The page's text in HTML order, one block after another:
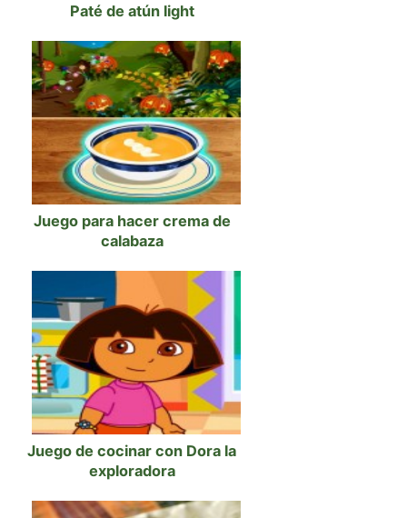
Paté de atún light
Juego para hacer crema de
calabaza
Juego de cocinar con Dora la
exploradora